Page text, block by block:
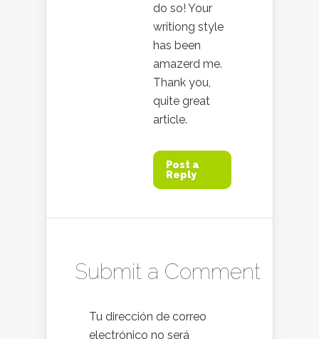
do so! Your
writiong style
has been
amazerd me.
Thank you,
quite great
article.
Post a
Reply
Submit a Comment
Tu dirección de correo
electrónico no será